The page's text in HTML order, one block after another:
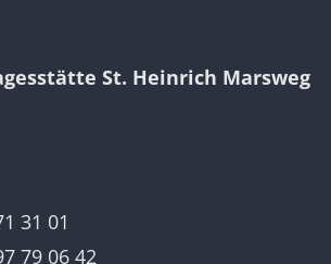
St. Heinrich Marsweg
31 01
79 06 42